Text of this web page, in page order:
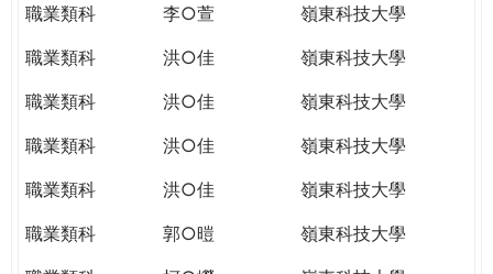
職業類科
李○萱
嶺東科技大學
職業類科
洪○佳
嶺東科技大學
職業類科
洪○佳
嶺東科技大學
職業類科
洪○佳
嶺東科技大學
職業類科
洪○佳
嶺東科技大學
職業類科
郭○暟
嶺東科技大學